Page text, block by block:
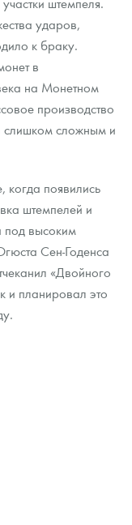
ударов,
к браку.
в
на Монетном
производство
слишком сложным и
когда появились
штемпелей и
под высоким
Сен-Годенса
«Двойного
и планировал это